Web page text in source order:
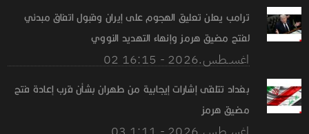
ترامب يعلن تعليق الهجوم على إيران وقبول اتفاق مبدئي
لفتح مضيق هرمز وإنهاء التهديد النووي
02 اغســطس.2026 - 16:15
بغداد تتلقى إشارات إيجابية من طهران بشأن قرب إعادة فتح
مضيق هرمز